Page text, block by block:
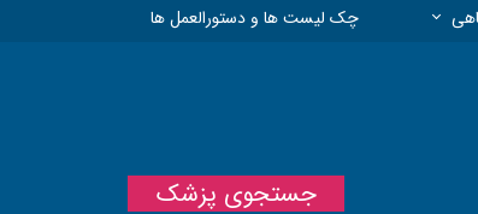
چک لیست ها و دستورالعمل ها
جستجوی پزشک